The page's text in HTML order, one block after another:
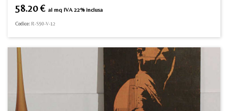
58.20€ al mq IVA 22% inclusa
Codice: R-S90-V-12